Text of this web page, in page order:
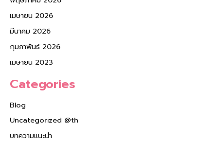
เมษายน 2026
มีนาคม 2026
กุมภาพันธ์ 2026
เมษายน 2023
Categories
Blog
Uncategorized @th
บทความแนะนำ